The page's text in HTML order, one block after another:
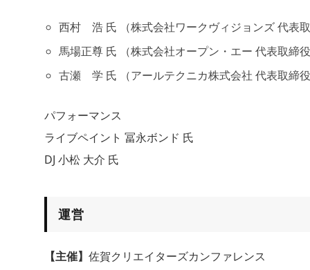
西村 浩 氏 （株式会社ワークヴィジョンズ 代表
馬場正尊 氏 （株式会社オープン・エー 代表取締
古瀬 学 氏 （アールテクニカ株式会社 代表取締
パフォーマンス
ライブペイント 冨永ボンド 氏
DJ 小松 大介 氏
運営
【主催】 佐賀クリエイターズカンファレンス